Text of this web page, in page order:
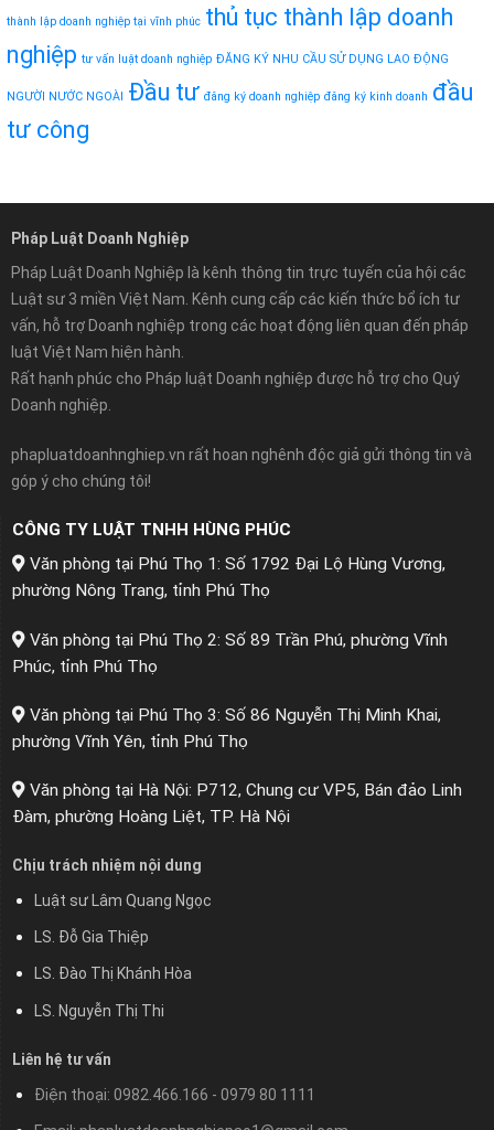
thành lập doanh nghiệp tại vĩnh phúc thủ tục thành lập doanh
nghiệp tư vấn luật doanh nghiệp ĐĂNG KÝ NHU CẦU SỬ DỤNG LAO ĐỘNG
NGƯỜI NƯỚC NGOÀI Đầu tư đăng ký doanh nghiệp đăng ký kinh doanh đầu
tư công
Pháp Luật Doanh Nghiệp
Pháp Luật Doanh Nghiệp là kênh thông tin trực tuyến của hội các
Luật sư 3 miền Việt Nam. Kênh cung cấp các kiến thức bổ ích tư
vấn, hỗ trợ Doanh nghiệp trong các hoạt động liên quan đến pháp
luật Việt Nam hiện hành.
Rất hạnh phúc cho Pháp luật Doanh nghiệp được hỗ trợ cho Quý
Doanh nghiệp.
phapluatdoanhnghiep.vn rất hoan nghênh độc giả gửi thông tin và
góp ý cho chúng tôi!
CÔNG TY LUẬT TNHH HÙNG PHÚC
Văn phòng tại Phú Thọ 1: Số 1792 Đại Lộ Hùng Vương,
phường Nông Trang, tỉnh Phú Thọ
Văn phòng tại Phú Thọ 2: Số 89 Trần Phú, phường Vĩnh
Phúc, tỉnh Phú Thọ
Văn phòng tại Phú Thọ 3: Số 86 Nguyễn Thị Minh Khai,
phường Vĩnh Yên, tỉnh Phú Thọ
Văn phòng tại Hà Nội: P712, Chung cư VP5, Bán đảo Linh
Đàm, phường Hoàng Liệt, TP. Hà Nội
Chịu trách nhiệm nội dung
Luật sư Lâm Quang Ngọc
LS. Đỗ Gia Thiệp
LS. Đào Thị Khánh Hòa
LS. Nguyễn Thị Thi
Liên hệ tư vấn
Điện thoại: 0982.466.166 - 0979 80 1111